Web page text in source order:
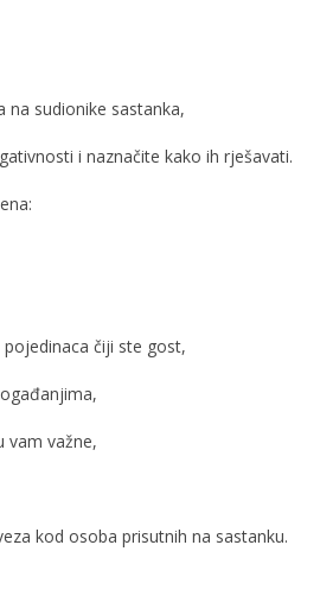
na sudionike sastanka,
i naznačite kako ih rješavati.
čiji ste gost,
vam važne,
kod osoba prisutnih na sastanku.